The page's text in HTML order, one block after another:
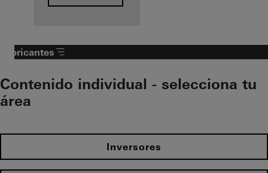
Fabricantes
Contenido individual - selecciona tu
área
Inversores